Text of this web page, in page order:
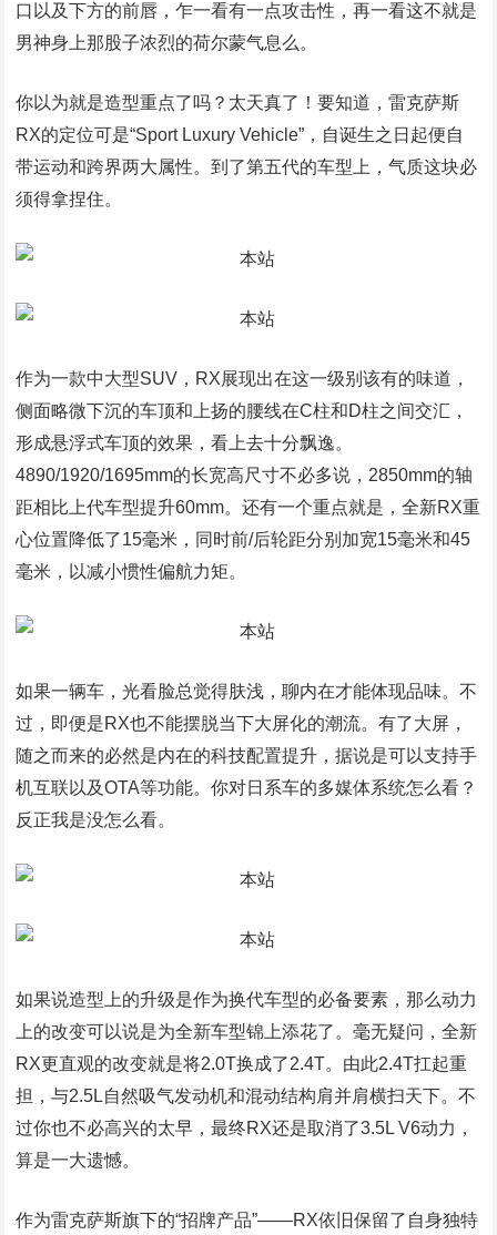
口以及下方的前唇，乍一看有一点攻击性，再一看这不就是
男神身上那股子浓烈的荷尔蒙气息么。
你以为就是造型重点了吗？太天真了！要知道，雷克萨斯
RX的定位可是“Sport Luxury Vehicle”，自诞生之日起便自
带运动和跨界两大属性。到了第五代的车型上，气质这块必
须得拿捏住。
作为一款中大型SUV，RX展现出在这一级别该有的味道，
侧面略微下沉的车顶和上扬的腰线在C柱和D柱之间交汇，
形成悬浮式车顶的效果，看上去十分飘逸。
4890/1920/1695mm的长宽高尺寸不必多说，2850mm的轴
距相比上代车型提升60mm。还有一个重点就是，全新RX重
心位置降低了15毫米，同时前/后轮距分别加宽15毫米和45
毫米，以减小惯性偏航力矩。
如果一辆车，光看脸总觉得肤浅，聊内在才能体现品味。不
过，即便是RX也不能摆脱当下大屏化的潮流。有了大屏，
随之而来的必然是内在的科技配置提升，据说是可以支持手
机互联以及OTA等功能。你对日系车的多媒体系统怎么看？
反正我是没怎么看。
如果说造型上的升级是作为换代车型的必备要素，那么动力
上的改变可以说是为全新车型锦上添花了。毫无疑问，全新
RX更直观的改变就是将2.0T换成了2.4T。由此2.4T扛起重
担，与2.5L自然吸气发动机和混动结构肩并肩横扫天下。不
过你也不必高兴的太早，最终RX还是取消了3.5L V6动力，
算是一大遗憾。
作为雷克萨斯旗下的“招牌产品”――RX依旧保留了自身独特